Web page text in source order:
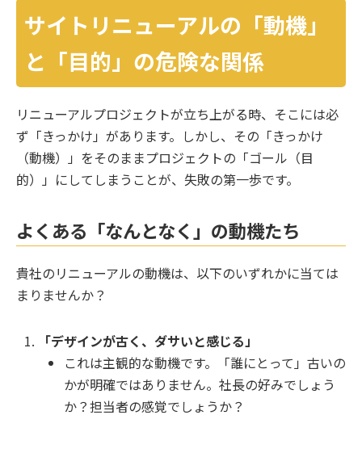
サイトリニューアルの「動機」
と「目的」の危険な関係
リニューアルプロジェクトが立ち上がる時、そこには必
ず「きっかけ」があります。しかし、その「きっかけ
（動機）」をそのままプロジェクトの「ゴール（目
的）」にしてしまうことが、失敗の第一歩です。
よくある「なんとなく」の動機たち
貴社のリニューアルの動機は、以下のいずれかに当ては
まりませんか？
「デザインが古く、ダサいと感じる」
これは主観的な動機です。「誰にとって」古いの
かが明確ではありません。社長の好みでしょう
か？担当者の感覚でしょうか？